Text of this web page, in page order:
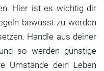
Hier ist es wichtig dir
bewusst zu werden
Handle aus deiner
so werden günstige
Umstände dein Leben